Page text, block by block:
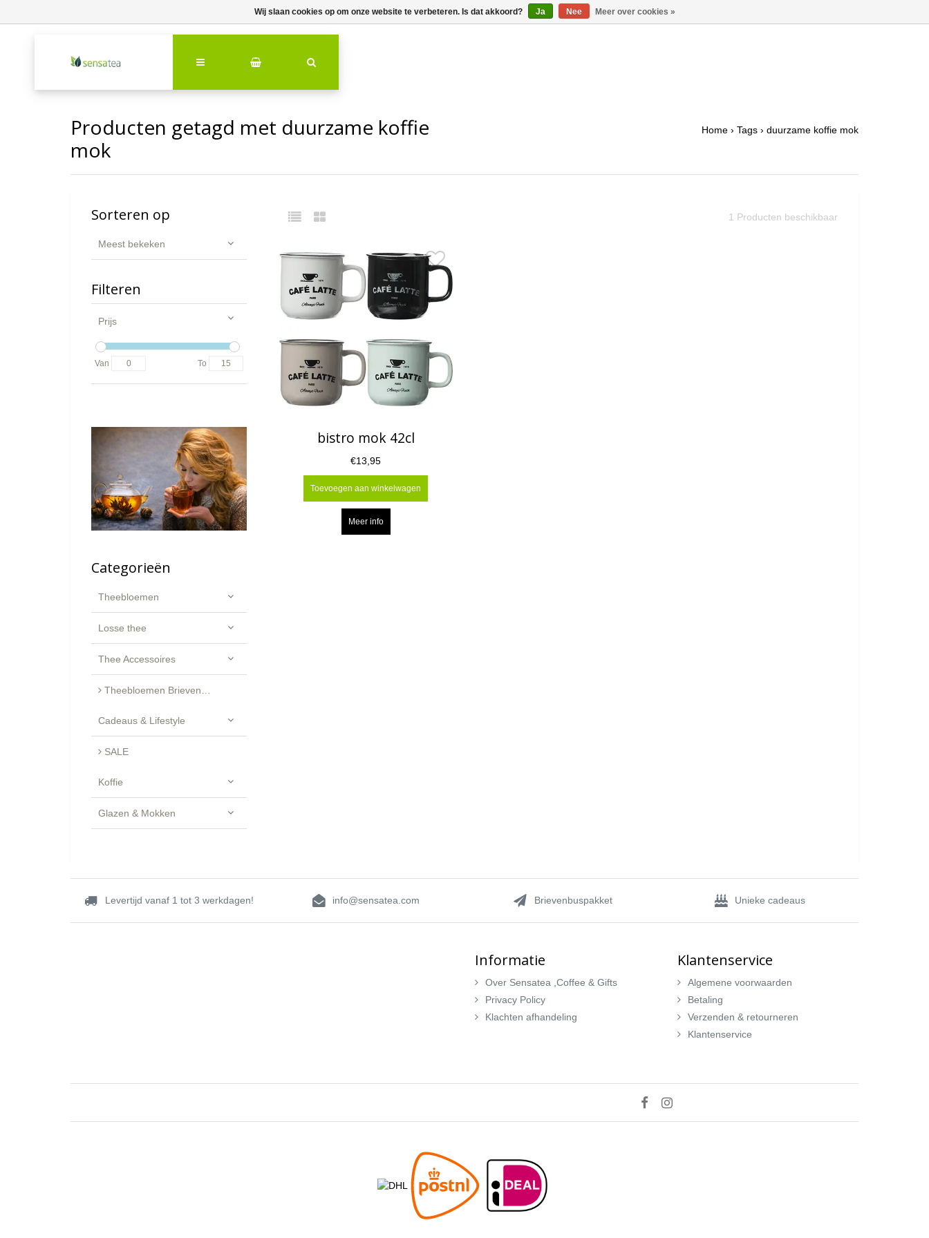
Producten getagd met duurzame koffie
mok
Home › Tags › duurzame koffie mok
1 Producten beschikbaar
Sorteren op
Meest bekeken
Filteren
Prijs
Van To
Categorieën
Theebloemen
Losse thee
Thee Accessoires
Theebloemen Brievenbus Cadeau - Luxe Geschenkset
Cadeaus & Lifestyle
SALE
Koffie
Glazen & Mokken
bistro mok 42cl
€13,95
Toevoegen aan winkelwagen
Meer info
Levertijd vanaf 1 tot 3 werkdagen! info@sensatea.com Brievenbuspakket Unieke cadeaus
Informatie
Over Sensatea ,Coffee & Gifts
Privacy Policy
Klachten afhandeling
Klantenservice
Algemene voorwaarden
Betaling
Verzenden & retourneren
Klantenservice
Wij slaan cookies op om onze website te verbeteren. Is dat akkoord? Ja Nee Meer over cookies »